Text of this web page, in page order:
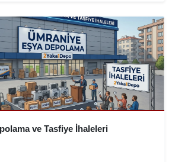
ve Tasfiye İhaleleri